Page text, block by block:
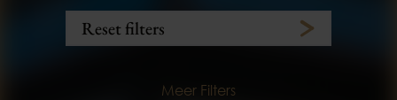
Hybride
3.100 km 175.890 km
Reset filters
Meer Filters